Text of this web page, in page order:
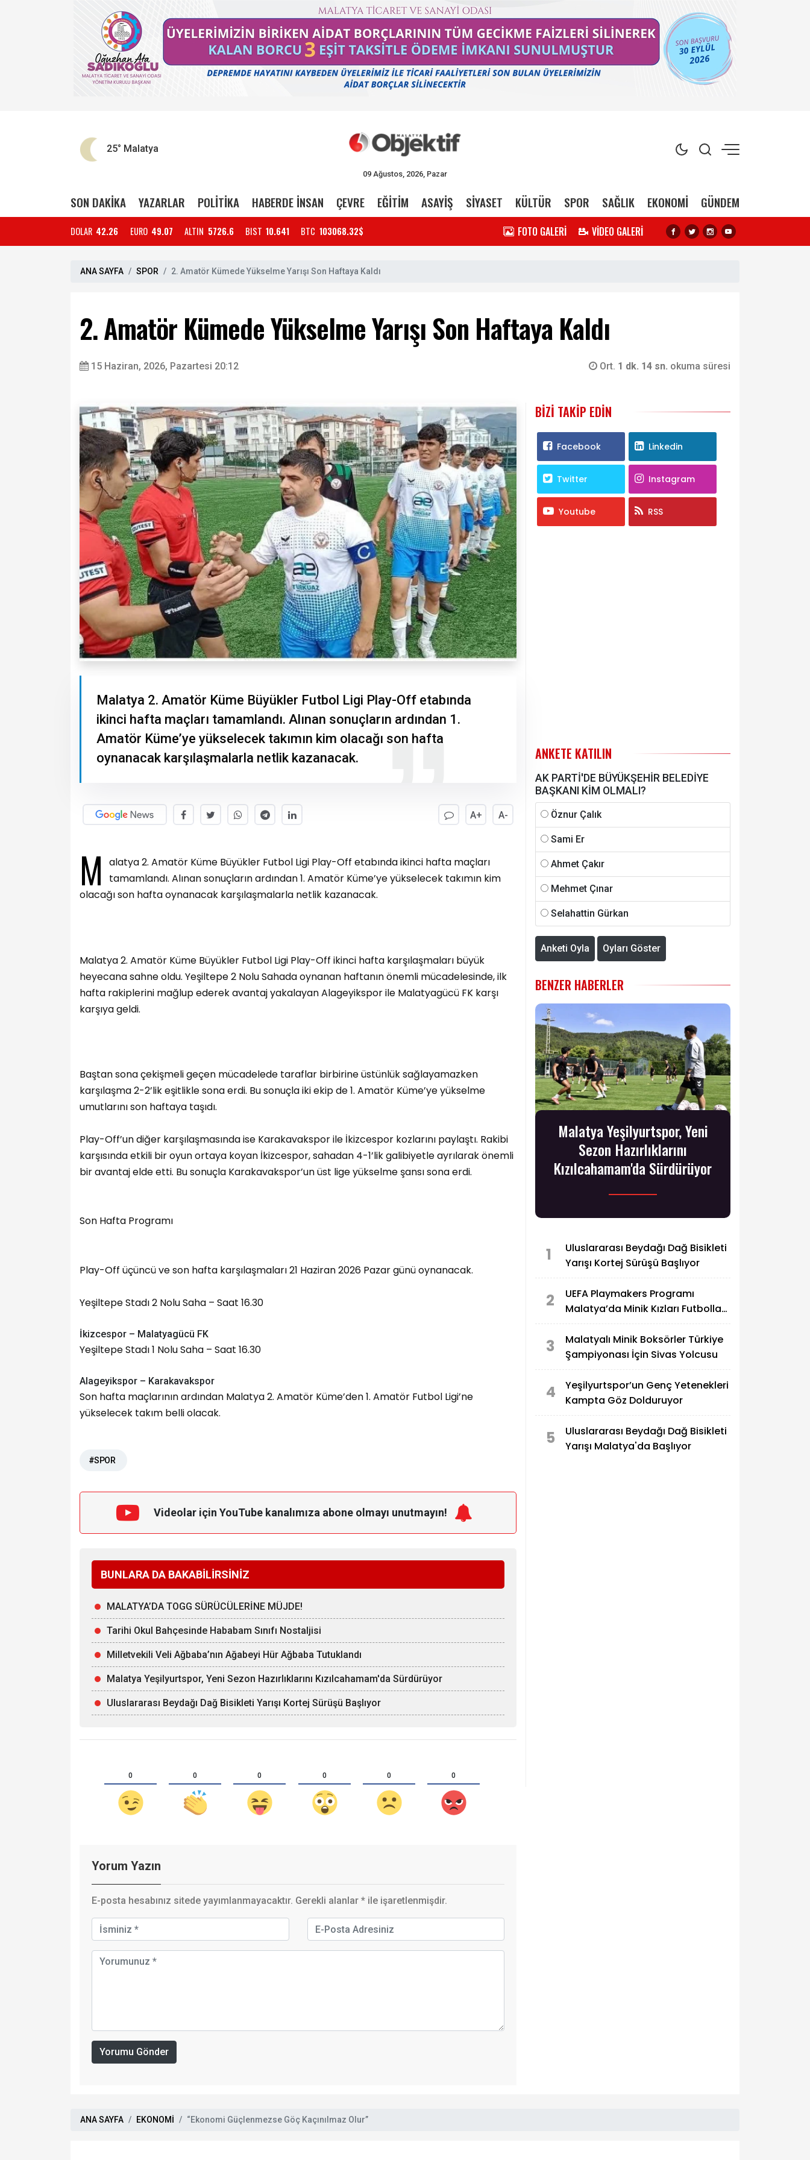
25° Malatya
09 Ağustos, 2026, Pazar
SON DAKİKA YAZARLAR POLİTİKA HABERDE İNSAN ÇEVRE EĞİTİM ASAYİŞ SİYASET KÜLTÜR SPOR SAĞLIK EKONOMİ GÜNDEM
DOLAR 42.26 EURO 49.07 ALTIN 5726.6 BIST 10.641 BTC 103068.32$ FOTO GALERİ VİDEO GALERİ
ANA SAYFA SPOR 2. Amatör Kümede Yükselme Yarışı Son Haftaya Kaldı
2. Amatör Kümede Yükselme Yarışı Son Haftaya Kaldı
15 Haziran, 2026, Pazartesi 20:12 Ort. 1 dk. 14 sn. okuma süresi
Malatya 2. Amatör Küme Büyükler Futbol Ligi Play-Off etabında
ikinci hafta maçları tamamlandı. Alınan sonuçların ardından 1.
Amatör Küme’ye yükselecek takımın kim olacağı son hafta
oynanacak karşılaşmalarla netlik kazanacak.
A+ A-
M
alatya 2. Amatör Küme Büyükler Futbol Ligi Play-Off etabında ikinci hafta maçları
tamamlandı. Alınan sonuçların ardından 1. Amatör Küme’ye yükselecek takımın kim
olacağı son hafta oynanacak karşılaşmalarla netlik kazanacak.
Malatya 2. Amatör Küme Büyükler Futbol Ligi Play-Off ikinci hafta karşılaşmaları büyük
heyecana sahne oldu. Yeşiltepe 2 Nolu Sahada oynanan haftanın önemli mücadelesinde, ilk
hafta rakiplerini mağlup ederek avantaj yakalayan Alageyikspor ile Malatyagücü FK karşı
karşıya geldi.
Baştan sona çekişmeli geçen mücadelede taraflar birbirine üstünlük sağlayamazken
karşılaşma 2-2’lik eşitlikle sona erdi. Bu sonuçla iki ekip de 1. Amatör Küme’ye yükselme
umutlarını son haftaya taşıdı.
Play-Off’un diğer karşılaşmasında ise Karakavakspor ile İkizcespor kozlarını paylaştı. Rakibi
karşısında etkili bir oyun ortaya koyan İkizcespor, sahadan 4-1’lik galibiyetle ayrılarak önemli
bir avantaj elde etti. Bu sonuçla Karakavakspor’un üst lige yükselme şansı sona erdi.
Son Hafta Programı
Play-Off üçüncü ve son hafta karşılaşmaları 21 Haziran 2026 Pazar günü oynanacak.
Yeşiltepe Stadı 2 Nolu Saha – Saat 16.30
İkizcespor – Malatyagücü FK
Yeşiltepe Stadı 1 Nolu Saha – Saat 16.30
Alageyikspor – Karakavakspor
Son hafta maçlarının ardından Malatya 2. Amatör Küme’den 1. Amatör Futbol Ligi’ne
yükselecek takım belli olacak.
#SPOR
Videolar için YouTube kanalımıza abone olmayı unutmayın!
BUNLARA DA BAKABİLİRSİNİZ
MALATYA’DA TOGG SÜRÜCÜLERİNE MÜJDE!
Tarihi Okul Bahçesinde Hababam Sınıfı Nostaljisi
Milletvekili Veli Ağbaba’nın Ağabeyi Hür Ağbaba Tutuklandı
Malatya Yeşilyurtspor, Yeni Sezon Hazırlıklarını Kızılcahamam'da Sürdürüyor
Uluslararası Beydağı Dağ Bisikleti Yarışı Kortej Sürüşü Başlıyor
0 0 0 0 0 0
Yorum Yazın
E-posta hesabınız sitede yayımlanmayacaktır. Gerekli alanlar * ile işaretlenmişdir.
Yorumu Gönder
BIZI TAKIP EDIN
Facebook Linkedin
Twitter Instagram
Youtube RSS
ANKETE KATILIN
AK PARTİ'DE BÜYÜKŞEHİR BELEDİYE
BAŞKANI KİM OLMALI?
Öznur Çalık
Sami Er
Ahmet Çakır
Mehmet Çınar
Selahattin Gürkan
Anketi Oyla Oyları Göster
BENZER HABERLER
Malatya Yeşilyurtspor, Yeni
Sezon Hazırlıklarını
Kızılcahamam'da Sürdürüyor
1
Uluslararası Beydağı Dağ Bisikleti
Yarışı Kortej Sürüşü Başlıyor
2
UEFA Playmakers Programı
Malatya’da Minik Kızları Futbolla
3
Malatyalı Minik Boksörler Türkiye
Şampiyonası İçin Sivas Yolcusu
4
Yeşilyurtspor’un Genç Yetenekleri
Kampta Göz Dolduruyor
5
Uluslararası Beydağı Dağ Bisikleti
Yarışı Malatya'da Başlıyor
ANA SAYFA EKONOMİ “Ekonomi Güçlenmezse Göç Kaçınılmaz Olur”